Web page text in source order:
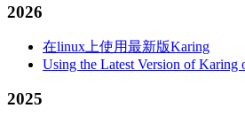
2026
在linux上使用最新版Karing
Using the Latest Version of Karing
2025